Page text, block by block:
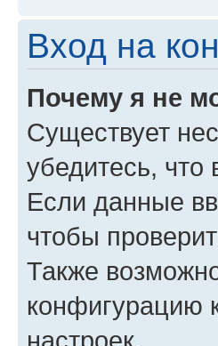
Вход на
Почему я не
Существует
убедитесь, что
Если данные
чтобы
Также
конфигурацию
настроек.